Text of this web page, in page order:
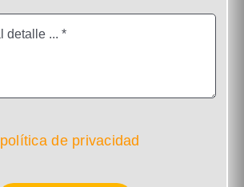
política de privacidad